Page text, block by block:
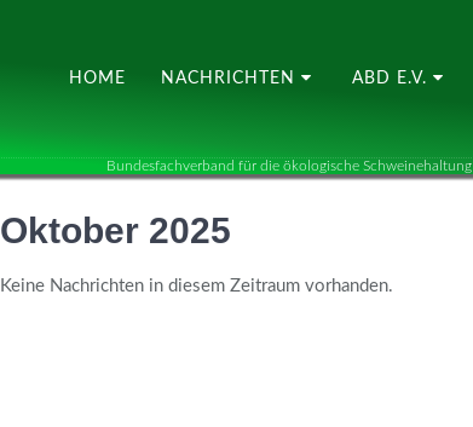
HOME NACHRICHTEN ABD E.V.
Bundesfachverband für die ökologische Schweinehaltung
Oktober 2025
Keine Nachrichten in diesem Zeitraum vorhanden.